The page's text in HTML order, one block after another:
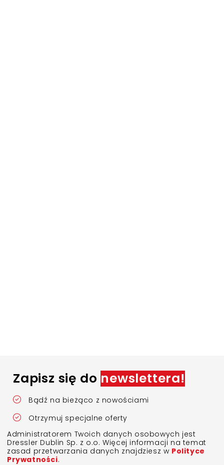
Zapisz się do newslettera!
Bądź na bieżąco z nowościami
Otrzymuj specjalne oferty
Administratorem Twoich danych osobowych jest
Dressler Dublin Sp. z o.o. Więcej informacji na temat
zasad przetwarzania danych znajdziesz w Polityce
Prywatności.